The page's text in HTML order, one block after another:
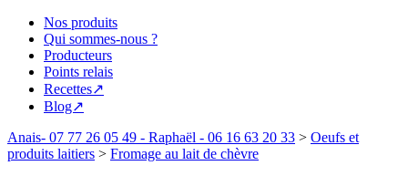
Nos produits
Qui sommes-nous ?
Producteurs
Points relais
Recettes↗
Blog↗
Anais- 07 77 26 05 49 - Raphaël - 06 16 63 20 33 > Oeufs et
produits laitiers > Fromage au lait de chèvre